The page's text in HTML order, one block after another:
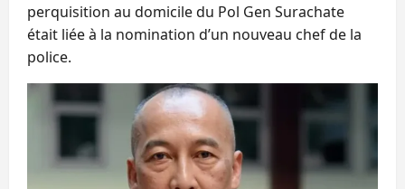
perquisition au domicile du Pol Gen Surachate
était liée à la nomination d’un nouveau chef de la
police.